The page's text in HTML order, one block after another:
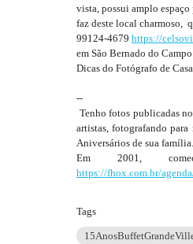
vista, possui amplo
faz deste local charmoso,
99124-4679 https://
em São Bernado do Campo
Dicas do Fotógrafo de
--
Tenho fotos publicadas
artistas, fotografando
Aniversários de sua família.
Em 2001,
https://fhox.com.br/
Tags